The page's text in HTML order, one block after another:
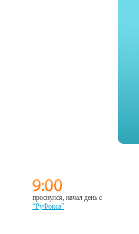
проснулся, начал день с
“РуФокса”